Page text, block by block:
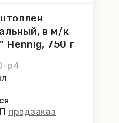
в м/к
Hennig, 750 г
p4
предзаказ